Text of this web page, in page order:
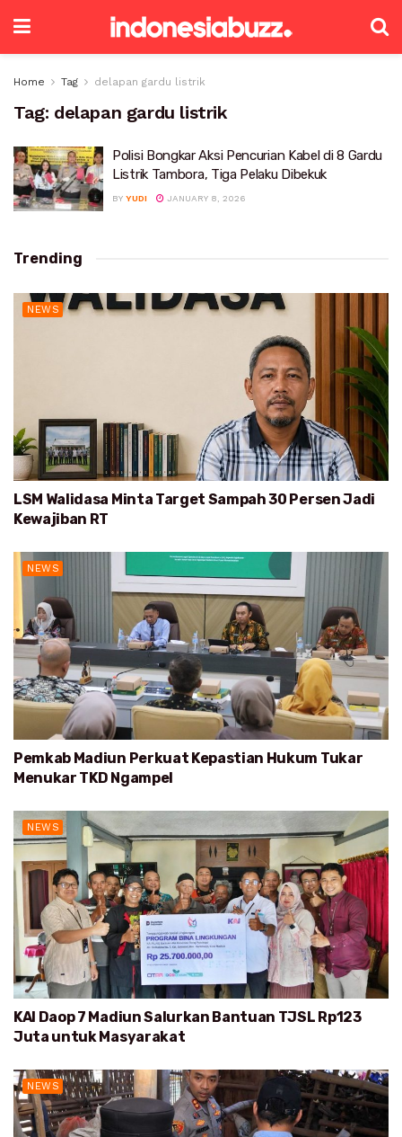
Home Tag delapan gardu listrik
Tag: delapan gardu listrik
Polisi Bongkar Aksi Pencurian Kabel di 8 Gardu
Listrik Tambora, Tiga Pelaku Dibekuk
BY YUDI JANUARY 8, 2026
Trending
NEWS
LSM Walidasa Minta Target Sampah 30 Persen Jadi
Kewajiban RT
NEWS
Pemkab Madiun Perkuat Kepastian Hukum Tukar
Menukar TKD Ngampel
NEWS
KAI Daop 7 Madiun Salurkan Bantuan TJSL Rp123
Juta untuk Masyarakat
NEWS